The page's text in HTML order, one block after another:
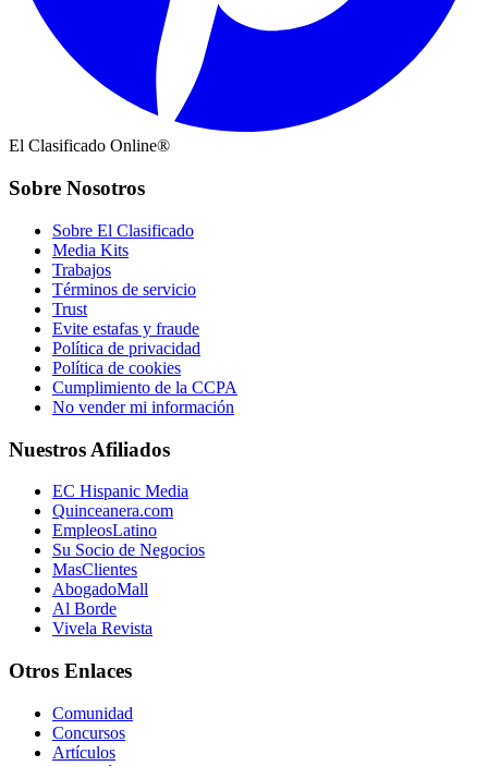
El Clasificado Online®
Sobre Nosotros
Sobre El Clasificado
Media Kits
Trabajos
Términos de servicio
Trust
Evite estafas y fraude
Política de privacidad
Política de cookies
Cumplimiento de la CCPA
No vender mi información
Nuestros Afiliados
EC Hispanic Media
Quinceanera.com
EmpleosLatino
Su Socio de Negocios
MasClientes
AbogadoMall
Al Borde
Vivela Revista
Otros Enlaces
Comunidad
Concursos
Artículos